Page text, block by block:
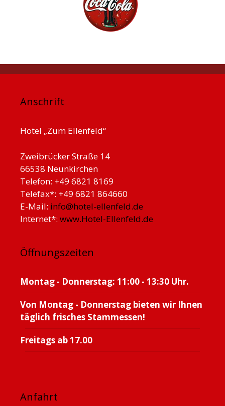
Anschrift
Hotel „Zum Ellenfeld“
Zweibrücker Straße 14
66538 Neunkirchen
Telefon: +49 6821 8169
Telefax*: +49 6821 864660
E-Mail: info@hotel-ellenfeld.de
Internet*: www.Hotel-Ellenfeld.de
Öffnungszeiten
Montag - Donnerstag: 11:00 - 13:30 Uhr.
Von Montag - Donnerstag bieten wir Ihnen
täglich frisches Stammessen!
Freitags ab 17.00
Anfahrt